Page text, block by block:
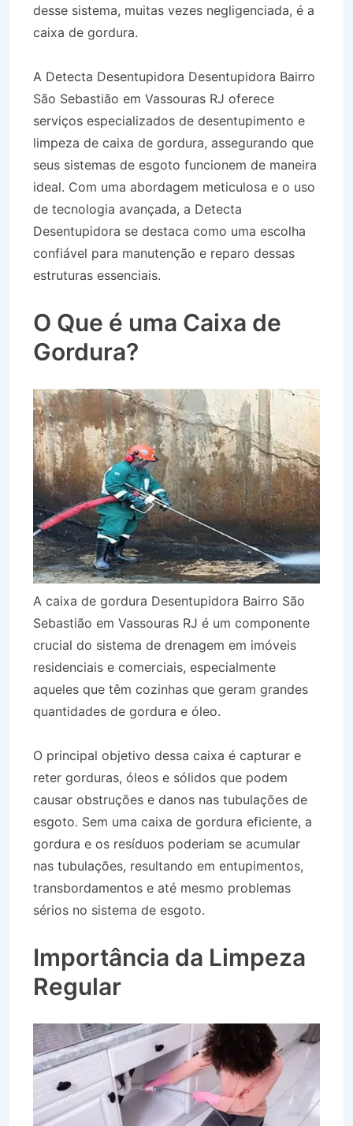
desse sistema, muitas vezes negligenciada, é a
caixa de gordura.
A Detecta Desentupidora Desentupidora Bairro
São Sebastião em Vassouras RJ oferece
serviços especializados de desentupimento e
limpeza de caixa de gordura, assegurando que
seus sistemas de esgoto funcionem de maneira
ideal. Com uma abordagem meticulosa e o uso
de tecnologia avançada, a Detecta
Desentupidora se destaca como uma escolha
confiável para manutenção e reparo dessas
estruturas essenciais.
O Que é uma Caixa de
Gordura?
A caixa de gordura Desentupidora Bairro São
Sebastião em Vassouras RJ é um componente
crucial do sistema de drenagem em imóveis
residenciais e comerciais, especialmente
aqueles que têm cozinhas que geram grandes
quantidades de gordura e óleo.
O principal objetivo dessa caixa é capturar e
reter gorduras, óleos e sólidos que podem
causar obstruções e danos nas tubulações de
esgoto. Sem uma caixa de gordura eficiente, a
gordura e os resíduos poderiam se acumular
nas tubulações, resultando em entupimentos,
transbordamentos e até mesmo problemas
sérios no sistema de esgoto.
Importância da Limpeza
Regular